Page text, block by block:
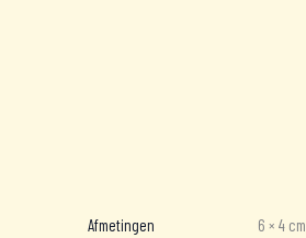
Afmetingen 6 × 4 cm